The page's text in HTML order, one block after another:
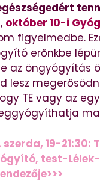
október 10-i
figyelmedbe.
erőnkbe
az öngyógyítás
lesz
TE vagy az
19-21:30:
test-Lélek-